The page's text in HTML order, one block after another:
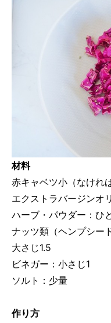
材料
赤キャベツ小（なけれ
エクストラバージンオ
ハーブ・パウダー：ひ
ナッツ類（ヘンプシー
大さじ1.5
ビネガー：小さじ1
ソルト：少量
作り方